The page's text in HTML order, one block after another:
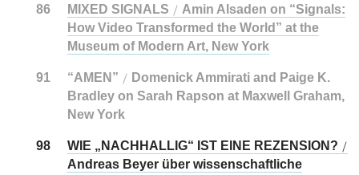
86 MIXED SIGNALS / Amin Alsaden on “Signals:
How Video Transformed the World” at the
Museum of Modern Art, New York
91 “AMEN” / Domenick Ammirati and Paige K.
Bradley on Sarah Rapson at Maxwell Graham,
New York
98 WIE „NACHHALLIG“ IST EINE REZENSION? /
Andreas Beyer über wissenschaftliche